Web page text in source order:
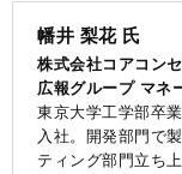
幡井 梨花 氏
株式会社コアコン
広報グループ マネ
東京大学工学部卒
入社。開発部門で
ティング部門立ち